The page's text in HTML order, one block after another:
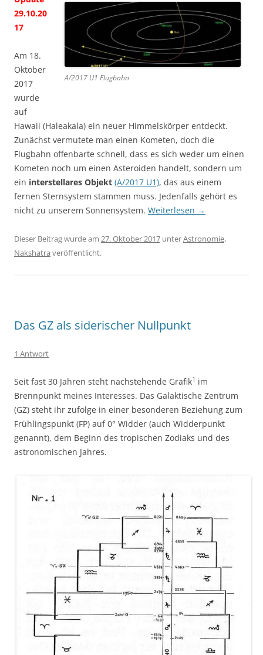
A/2017 U1 Flugbahn
29.10.20
17
Am 18.
Oktober
2017
wurde
auf
Hawaii (Haleakala) ein neuer Himmelskörper entdeckt.
Zunächst vermutete man einen Kometen, doch die
Flugbahn offenbarte schnell, dass es sich weder um einen
Kometen noch um einen Asteroiden handelt, sondern um
ein interstellares Objekt (A/2017 U1), das aus einem
fernen Sternsystem stammen muss. Jedenfalls gehört es
nicht zu unserem Sonnensystem. Weiterlesen →
Dieser Beitrag wurde am 27. Oktober 2017 unterAstronomie,
Nakshatra veröffentlicht.
Das GZ als siderischer Nullpunkt
1 Antwort
Seit fast 30 Jahren steht nachstehende Grafik1 im
Brennpunkt meines Interesses. Das Galaktische Zentrum
(GZ) steht ihr zufolge in einer besonderen Beziehung zum
Frühlingspunkt (FP) auf 0° Widder (auch Widderpunkt
genannt), dem Beginn des tropischen Zodiaks und des
astronomischen Jahres.